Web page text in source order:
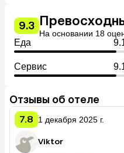
9.3
На основании 18
Еда
Сервис
Отзывы об отеле
7.8 1 декабря 2025 г.
Viktor